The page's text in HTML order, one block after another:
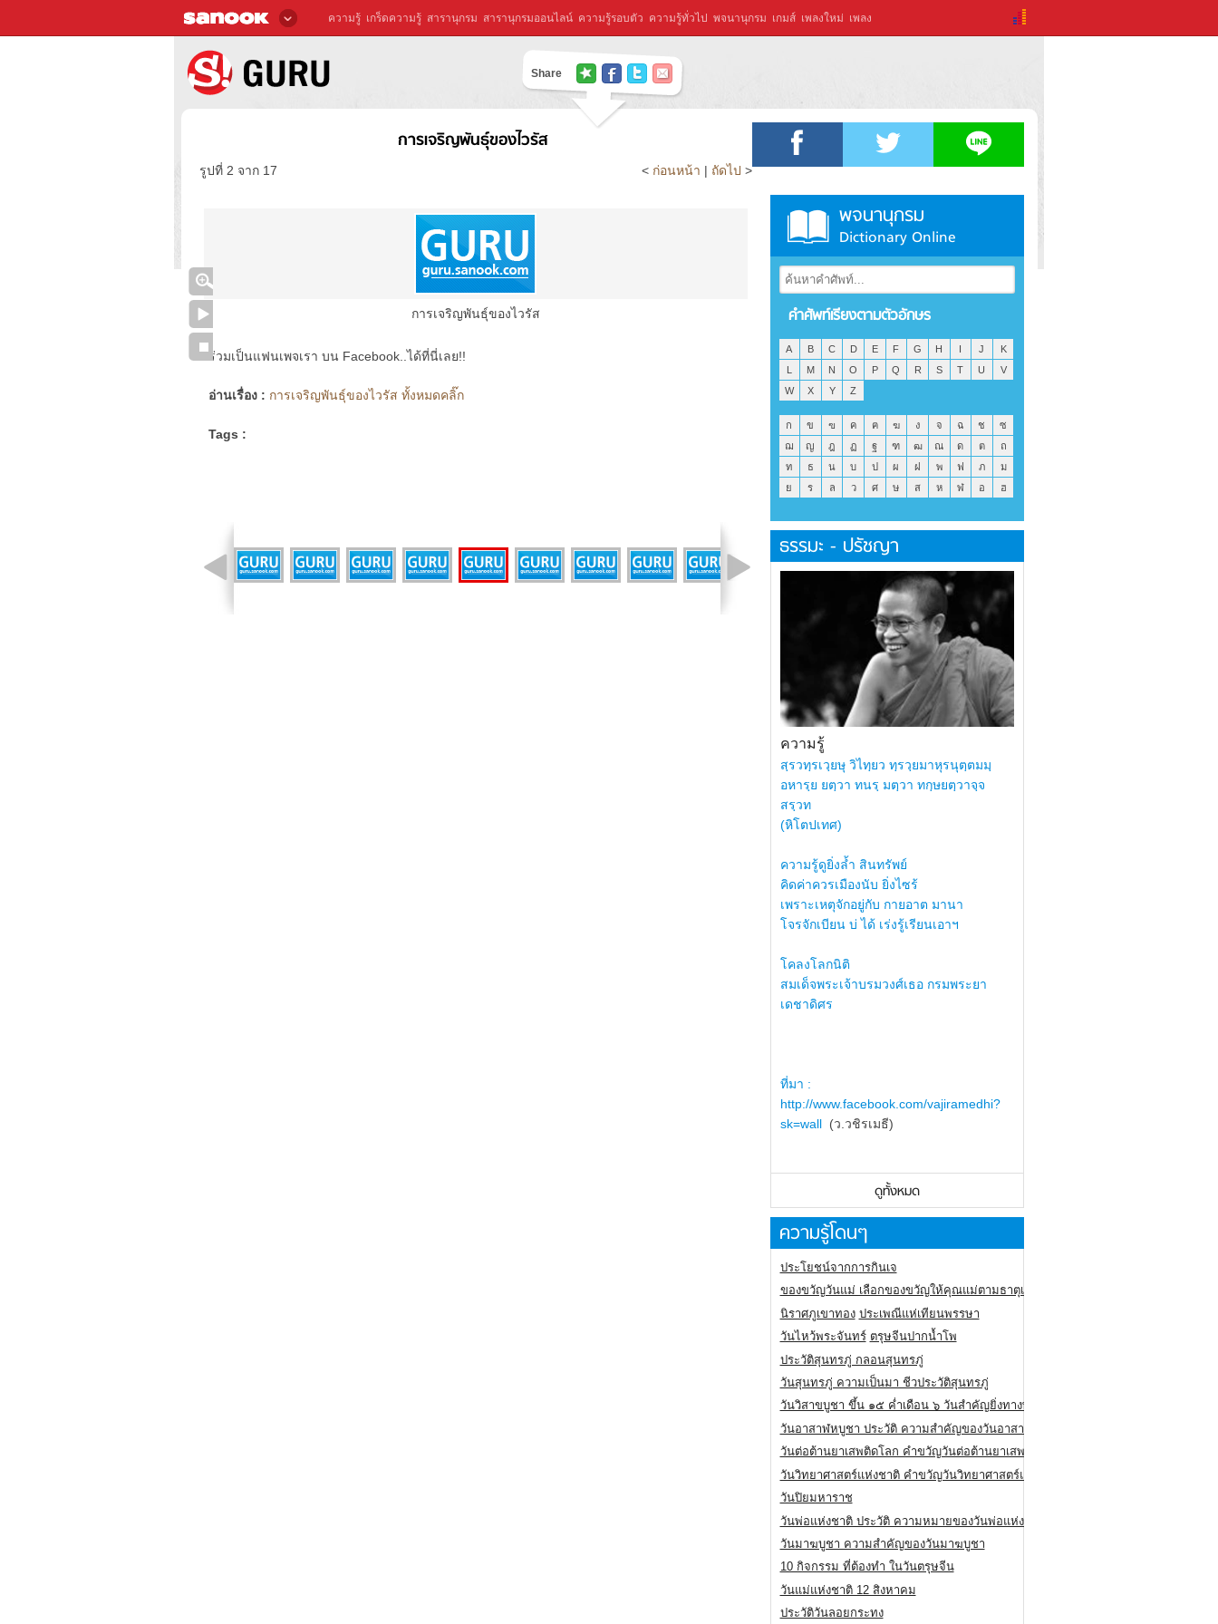
ความรู้ เกร็ดความรู้ สารานุกรม สารานุกรมออนไลน์ ความรู้รอบตัว ความรู้ทั่วไป พจนานุกรม เกมส์ เพลงใหม่ เพลง
Share
การเจริญพันธุ์ของไวรัส
รูปที่ 2 จาก 17 < ก่อนหน้า | ถัดไป >
การเจริญพันธุ์ของไวรัส
ร่วมเป็นแฟนเพจเรา บน Facebook..ได้ที่นี่เลย!!
อ่านเรื่อง : การเจริญพันธุ์ของไวรัส ทั้งหมดคลิ๊ก
Tags :
พจนานุกรม
Dictionary Online
คำศัพท์เรียงตามตัวอักษร
A B C D E F G H I J
K
L
M N O P Q R S T U
V
W
X Y Z
ก ข ฃ ค ฅ ฆ ง จ ฉ ช
ซ
ฌ
ญ ฎ ฏ ฐ ฑ ฒ ณ ด ต
ถ
ท
ธ น บ ป ผ ฝ พ ฟ ภ
ม
ย
ร ล ว ศ ษ ส ห ฬ อ ฮ
ธรรมะ - ปรัชญา
ความรู้
สฺรวทฺรเวฺยษุ วิไทฺยว ทฺรวฺยมาหุรนุตฺตมมฺ
อหารฺย ยตฺวา ทนรฺ มตฺวา ทกฺษยตฺวาจฺจ
สรฺวท
(หิโตปเทศ)
ความรู้ดูยิ่งล้ำ สินทรัพย์
คิดค่าควรเมืองนับ ยิ่งไซร้
เพราะเหตุจักอยู่กับ กายอาต มานา
โจรจักเบียน บ่ ได้ เร่งรู้เรียนเอาฯ
โคลงโลกนิติ
สมเด็จพระเจ้าบรมวงศ์เธอ กรมพระยา
เดชาดิศร
ที่มา :
http://www.facebook.com/vajiramedhi?
sk=wall(ว.วชิรเมธี)
ดูทั้งหมด
ความรู้โดนๆ
ประโยชน์จากการกินเจ
ของขวัญวันแม่ เลือกของขวัญให้คุณแม่ตามธาตุเกิด
นิราศภูเขาทอง ประเพณีแห่เทียนพรรษา
วันไหว้พระจันทร์ ตรุษจีนปากน้ำโพ
ประวัติสุนทรภู่ กลอนสุนทรภู่
วันสุนทรภู่ ความเป็นมา ชีวประวัติสุนทรภู่
วันวิสาขบูชา ขึ้น ๑๕ ค่ำเดือน ๖ วันสำคัญยิ่งทางพระพุทธศาสนา
วันอาสาฬหบูชา ประวัติ ความสําคัญของวันอาสาฬหบูชา
วันต่อต้านยาเสพติดโลก คำขวัญวันต่อต้านยาเสพติดสากล
วันวิทยาศาสตร์แห่งชาติ คำขวัญวันวิทยาศาสตร์แห่งชาติ
วันปิยมหาราช
วันพ่อแห่งชาติ ประวัติ ความหมายของวันพ่อแห่งชาติ
วันมาฆบูชา ความสำคัญของวันมาฆบูชา
10 กิจกรรม ที่ต้องทำ ในวันตรุษจีน
วันแม่แห่งชาติ 12 สิงหาคม
ประวัติวันลอยกระทง